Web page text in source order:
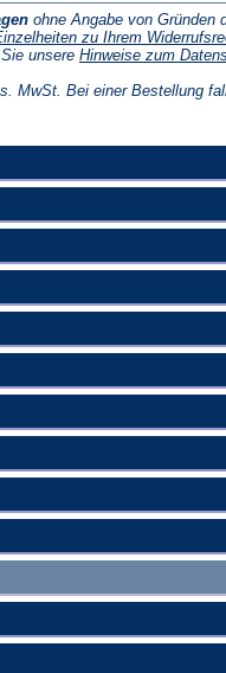
ohne Angabe von Gründen
zu Ihrem
unsere Hinweise zum
MwSt. Bei einer Bestellung